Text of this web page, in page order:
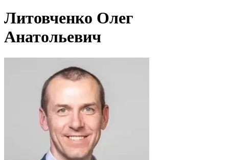
Литовченко Олег
Анатольевич